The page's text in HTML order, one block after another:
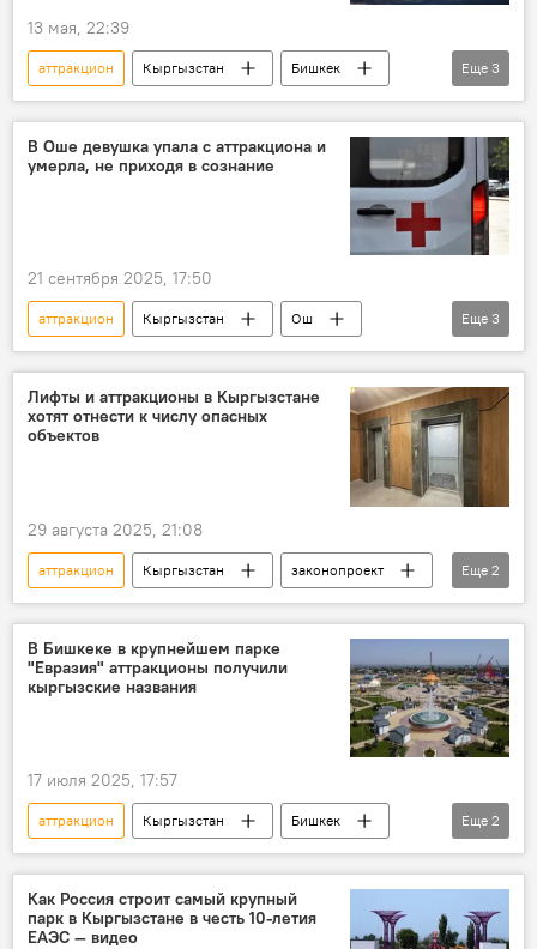
13 мая, 22:39
аттракцион Кыргызстан
Бишкек
парк Ататюрка
реконструкция
мэрия
Еще 3
В Оше девушка упала с аттракциона и
умерла, не приходя в сознание
21 сентября 2025, 17:50
аттракцион Кыргызстан
Ош
девушка
падение смерть
Еще 3
Лифты и аттракционы в Кыргызстане
хотят отнести к числу опасных
объектов
29 августа 2025, 21:08
аттракцион Кыргызстан
законопроект
лифт
объекты
Еще 2
В Бишкеке в крупнейшем парке
"Евразия" аттракционы получили
кыргызские названия
17 июля 2025, 17:57
аттракцион Кыргызстан
Бишкек
АНО "Евразия"
парк
Еще 2
Как Россия строит самый крупный
парк в Кыргызстане в честь 10-летия
ЕАЭС — видео